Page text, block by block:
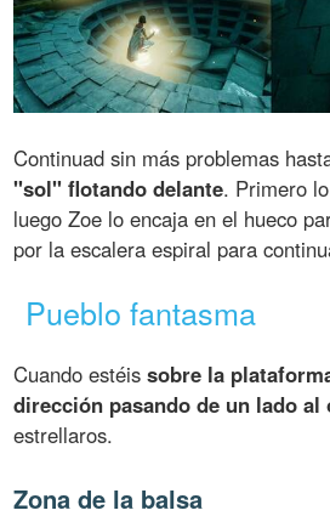
Continuad sin más problemas
"sol" flotando delante. Primero
luego Zoe lo encaja en el hueco
por la escalera espiral para
Pueblo fantasma
Cuando estéissobre la
dirección pasando de un lado al
estrellaros.
Zona de la balsa